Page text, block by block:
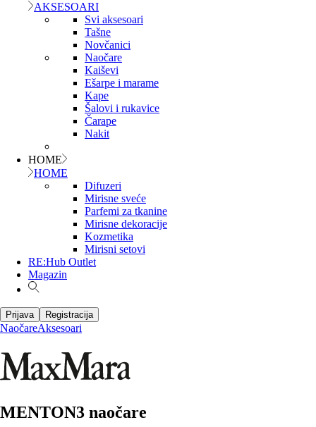
AKSESOARI
Svi aksesoari
Tašne
Novčanici
Naočare
Kaiševi
Ešarpe i marame
Kape
Šalovi i rukavice
Čarape
Nakit
HOME
HOME
Difuzeri
Mirisne sveće
Parfemi za tkanine
Mirisne dekoracije
Kozmetika
Mirisni setovi
RE:Hub Outlet
Magazin
Prijava Registracija
NaočareAksesoari
MENTON3 naočare